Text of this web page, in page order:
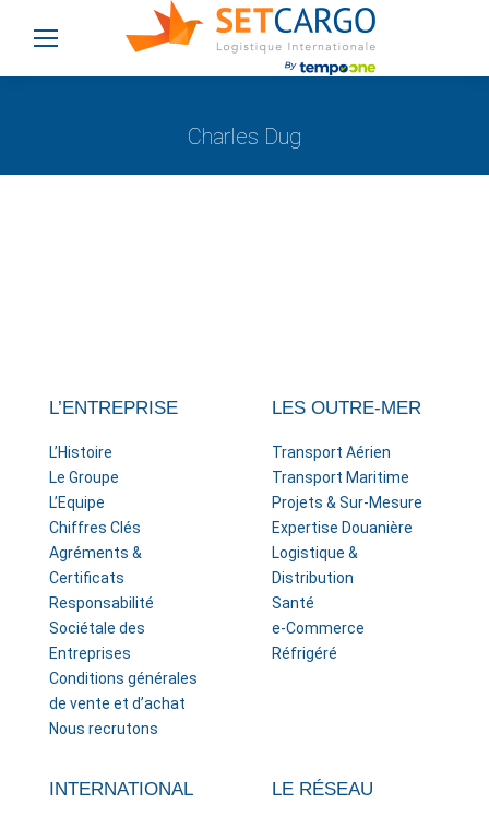
Charles Dug
L’ENTREPRISE
L’Histoire
Le Groupe
L’Equipe
Chiffres Clés
Agréments &
Certificats
Responsabilité
Sociétale des
Entreprises
Conditions générales
de vente et d’achat
Nous recrutons
LES OUTRE-MER
Transport Aérien
Transport Maritime
Projets & Sur-Mesure
Expertise Douanière
Logistique &
Distribution
Santé
e-Commerce
Réfrigéré
INTERNATIONAL LE RÉSEAU